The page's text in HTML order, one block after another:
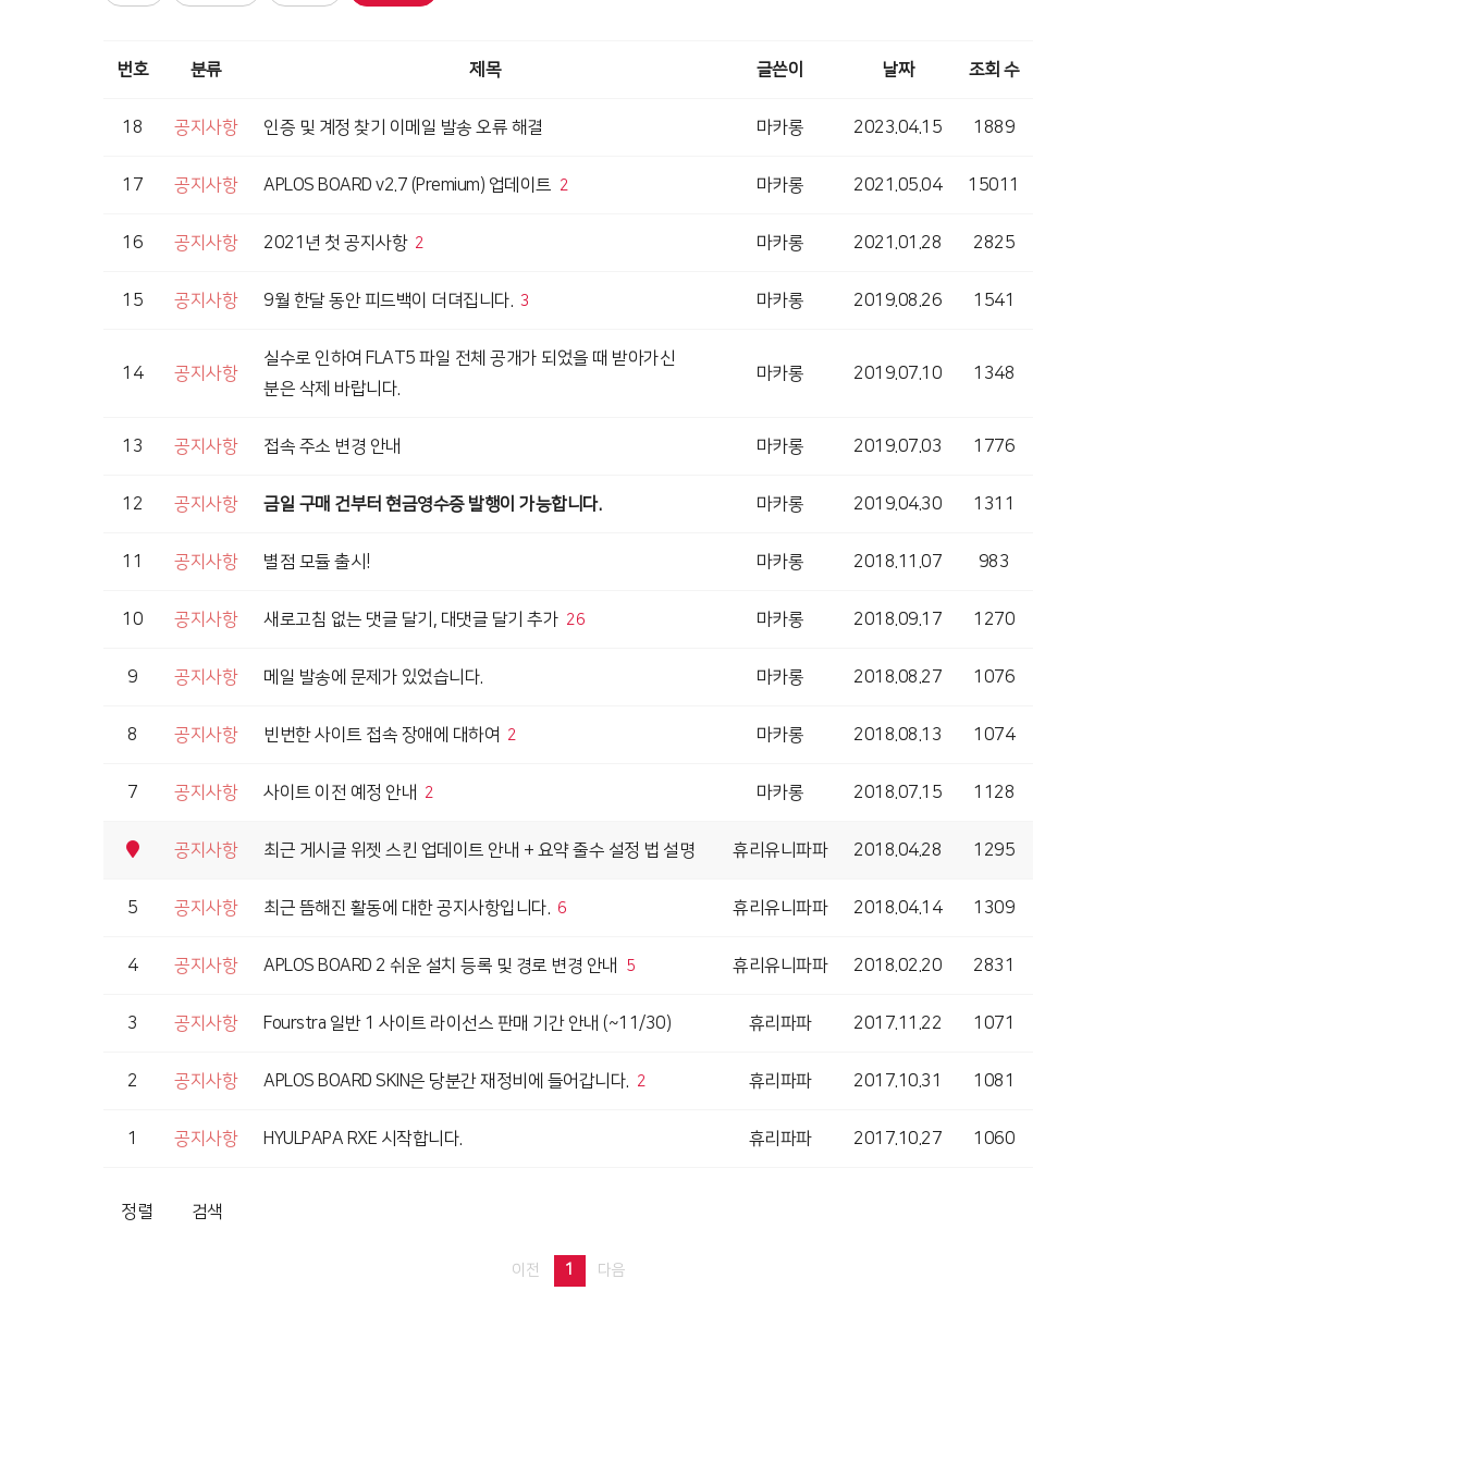
번호 분류 제목 글쓴이 날짜 조회 수
18 공지사항 인증 및 계정 찾기 이메일 발송 오류 해결 마카롱 2023.04.15 1889
17 공지사항 APLOS BOARD v2.7 (Premium) 업데이트 2 마카롱 2021.05.04 15011
16 공지사항 2021년 첫 공지사항 2 마카롱 2021.01.28 2825
15 공지사항 9월 한달 동안 피드백이 더뎌집니다. 3 마카롱 2019.08.26 1541
14 공지사항
실수로 인하여 FLAT5 파일 전체 공개가 되었을 때 받아가신
분은 삭제 바랍니다.
마카롱 2019.07.10 1348
13 공지사항 접속 주소 변경 안내 마카롱 2019.07.03 1776
12 공지사항 금일 구매 건부터 현금영수증 발행이 가능합니다. 마카롱 2019.04.30 1311
11 공지사항 별점 모듈 출시! 마카롱 2018.11.07 983
10 공지사항 새로고침 없는 댓글 달기, 대댓글 달기 추가 26 마카롱 2018.09.17 1270
9 공지사항 메일 발송에 문제가 있었습니다. 마카롱 2018.08.27 1076
8 공지사항 빈번한 사이트 접속 장애에 대하여 2 마카롱 2018.08.13 1074
7 공지사항 사이트 이전 예정 안내 2 마카롱 2018.07.15 1128
공지사항 최근 게시글 위젯 스킨 업데이트 안내 + 요약 줄수 설정 법 설명 휴리유니파파 2018.04.28 1295
5 공지사항 최근 뜸해진 활동에 대한 공지사항입니다. 6 휴리유니파파 2018.04.14 1309
4 공지사항 APLOS BOARD 2 쉬운 설치 등록 및 경로 변경 안내 5 휴리유니파파 2018.02.20 2831
3 공지사항 Fourstra 일반 1 사이트 라이선스 판매 기간 안내 (~11/30) 휴리파파 2017.11.22 1071
2 공지사항 APLOS BOARD SKIN은 당분간 재정비에 들어갑니다. 2 휴리파파 2017.10.31 1081
1 공지사항 HYULPAPA RXE 시작합니다. 휴리파파 2017.10.27 1060
정렬 검색
이전 1 다음